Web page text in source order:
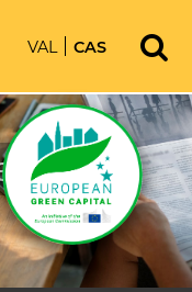
VAL CAS